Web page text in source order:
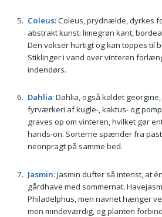
Coleus: Coleus, prydnælde, dyrkes
abstrakt kunst: limegrøn kant,
Den vokser hurtigt og kan toppes til
Stiklinger i vand over vinteren
indendørs.
Dahlia: Dahlia, også kaldet
fyrværkeri af kugle-, kaktus- og
graves op om vinteren, hvilket gør
hands-on. Sorterne spænder fra
neonpragt på samme bed.
Jasmin: Jasmin dufter så intenst, at
gårdhave med sommernat.
Philadelphus, men navnet hænger
men mindeværdig, og planten